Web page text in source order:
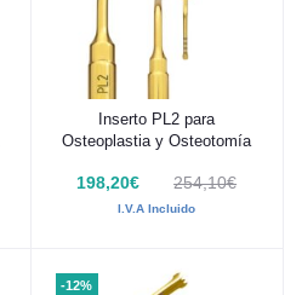
Añadir al carrito
Inserto PL2 para
Osteoplastia y Osteotomía
198,20€ 254,10€
I.V.A Incluido
-12%